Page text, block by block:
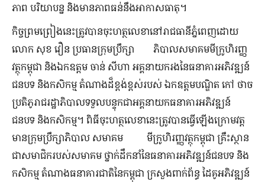
ភាព បរិយាបន្ន និងមានភាពធន់​នឹងអាកាសធាតុ។
កិច្ចព្រមព្រៀងនេះត្រូវបានចុះហត្ថលេខានៅរាជធានីភ្នំពេញដោយ
លោក សុខ វឿន ប្រធានក្រុមប្រឹក្សា ភិបាលសមាគមមីក្រូហិរញ្ញ
វត្ថុកម្ពុជា និងឯកឧត្តម ចាន់ សីហា អគ្គនាយករងនៃធនាគារអភិវឌ្ឍន៍
ជនបទ និងកសិកម្ម តំណាងដ៏ខ្ពង់ខ្ពស់របស់ ឯកឧត្តមបណ្ឌិត កៅ ថាច
ប្រតិភូរាជរដ្ឋាភិបាលទទួលបន្ទុកជាអគ្គនាយកធនាគារអភិវឌ្ឍន៍
ជនបទ និងកសិកម្ម។ ពិធីចុះហត្ថលេខានេះត្រូវបានធ្វើឡើងក្រោមវត្ត
មានក្រុមប្រឹក្សាភិបាល សមាគម មីក្រូហិរញ្ញវត្ថុកម្ពុជា គ្រឹះស្ថាន
ជាសមាជិករបស់សមាគម ថ្នាក់ដឹកនាំនៃធនាគារអភិវឌ្ឍន៍ជនបទ និង
កសិកម្ម តំណាងធនាគារជាតិនៃកម្ពុជា ក្រសួងពាក់ព័ន្ធ ដៃគូអភិវឌ្ឍន៍